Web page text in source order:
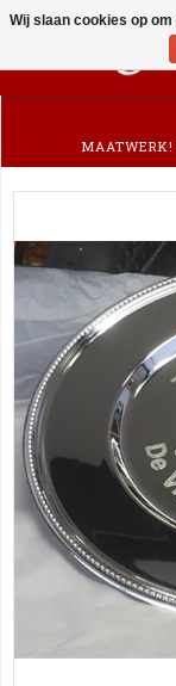
Wij slaan cookies op